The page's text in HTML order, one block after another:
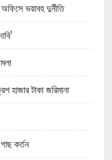
ভয়াবহ দুর্নীতি
হাজার টাকা জরিমানা
কর্তন